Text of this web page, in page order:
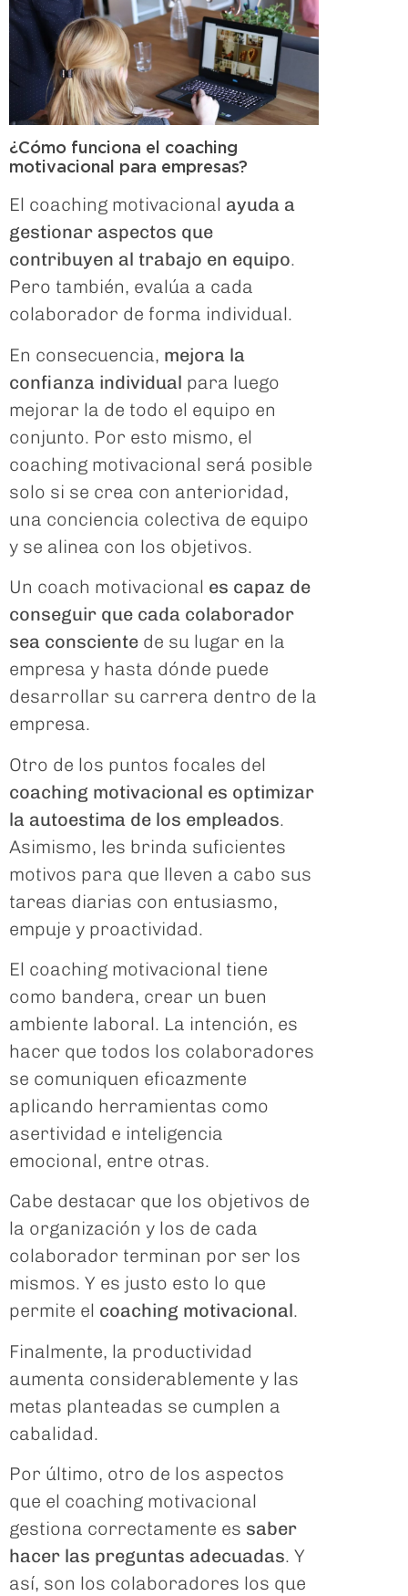
¿Cómo funciona el coaching
motivacional para empresas?
El coaching motivacional ayuda a
gestionar aspectos que
contribuyen al trabajo en equipo.
Pero también, evalúa a cada
colaborador de forma individual.
En consecuencia, mejora la
confianza individual para luego
mejorar la de todo el equipo en
conjunto. Por esto mismo, el
coaching motivacional será posible
solo si se crea con anterioridad,
una conciencia colectiva de equipo
y se alinea con los objetivos.
Un coach motivacional es capaz de
conseguir que cada colaborador
sea consciente de su lugar en la
empresa y hasta dónde puede
desarrollar su carrera dentro de la
empresa.
Otro de los puntos focales del
coaching motivacional es optimizar
la autoestima de los empleados.
Asimismo, les brinda suficientes
motivos para que lleven a cabo sus
tareas diarias con entusiasmo,
empuje y proactividad.
El coaching motivacional tiene
como bandera, crear un buen
ambiente laboral. La intención, es
hacer que todos los colaboradores
se comuniquen eficazmente
aplicando herramientas como
asertividad e inteligencia
emocional, entre otras.
Cabe destacar que los objetivos de
la organización y los de cada
colaborador terminan por ser los
mismos. Y es justo esto lo que
permite el coaching motivacional.
Finalmente, la productividad
aumenta considerablemente y las
metas planteadas se cumplen a
cabalidad.
Por último, otro de los aspectos
que el coaching motivacional
gestiona correctamente es saber
hacer las preguntas adecuadas. Y
así, son los colaboradores los que